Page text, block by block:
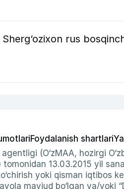
rus
Foydalanish shartlari
(O‘zMAA, hozirgi
13.03.2015 yil
yoki qisman
mavjud bo‘lgan va/yoki